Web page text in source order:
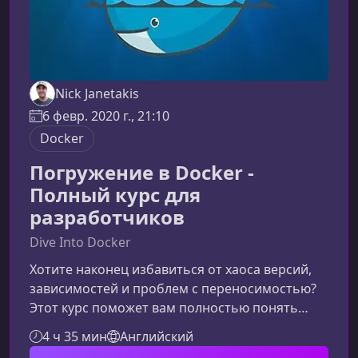
Nick Janetakis
6 февр. 2020 г., 21:10
Docker
Погружение в Docker -
Полный курс для
разработчиков
Dive Into Docker
Хотите наконец избавиться от хаоса версий,
зависимостей и проблем с переносимостью?
Этот курс поможет вам полностью понять
Docker и научит применять его в реальных
проектах — от локальной разработки до
4 ч 35 мин Английский